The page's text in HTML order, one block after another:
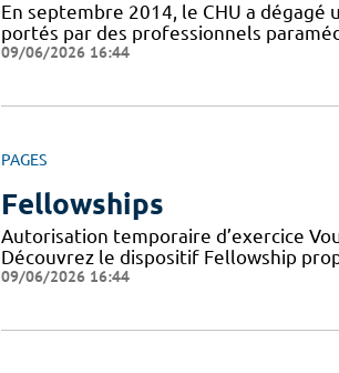
En septembre 2014, le CHU a
portés par des professionnels
09/06/2026 16:44
PAGES
Fellowships
Autorisation temporaire d’exercice
Découvrez le dispositif Fellowship
09/06/2026 16:44